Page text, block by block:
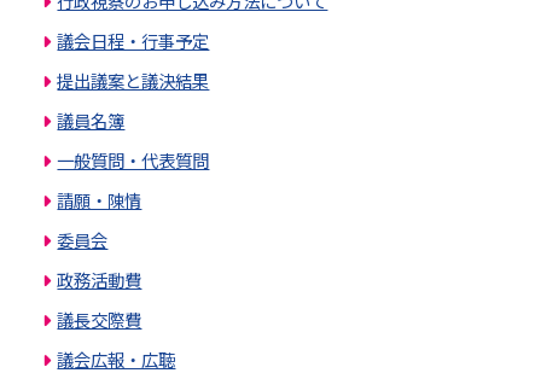
議会日程・行事予定
提出議案と議決結果
議員名簿
一般質問・代表質問
請願・陳情
委員会
政務活動費
議長交際費
議会広報・広聴